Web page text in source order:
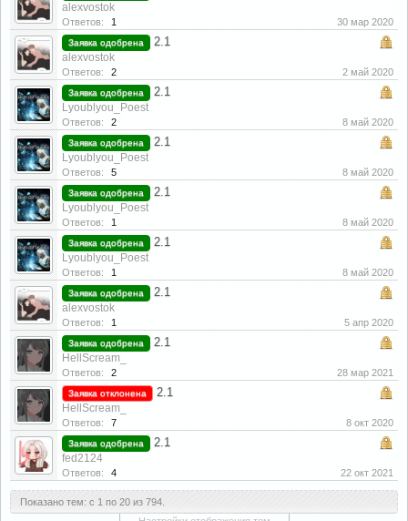
alexvostok
Ответов: 1 30 мар 2020
Заявка одобрена 2.1
alexvostok
Ответов: 2 2 май 2020
Заявка одобрена 2.1
Lyoublyou_Poest
Ответов: 2 8 май 2020
Заявка одобрена 2.1
Lyoublyou_Poest
Ответов: 5 8 май 2020
Заявка одобрена 2.1
Lyoublyou_Poest
Ответов: 1 8 май 2020
Заявка одобрена 2.1
Lyoublyou_Poest
Ответов: 1 8 май 2020
Заявка одобрена 2.1
alexvostok
Ответов: 1 5 апр 2020
Заявка одобрена 2.1
HellScream_
Ответов: 2 28 мар 2021
Заявка отклонена 2.1
HellScream_
Ответов: 7 8 окт 2020
Заявка одобрена 2.1
fed2124
Ответов: 4 22 окт 2021
Показано тем: с 1 по 20 из 794.